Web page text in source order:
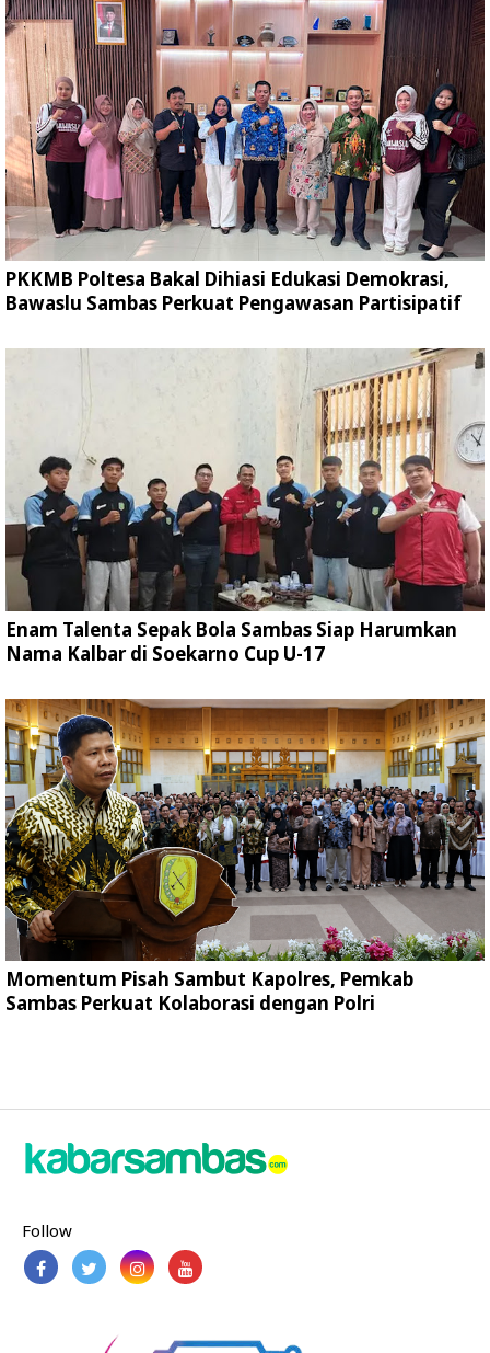
PKKMB Poltesa Bakal Dihiasi Edukasi Demokrasi,
Bawaslu Sambas Perkuat Pengawasan Partisipatif
Enam Talenta Sepak Bola Sambas Siap Harumkan
Nama Kalbar di Soekarno Cup U-17
Momentum Pisah Sambut Kapolres, Pemkab
Sambas Perkuat Kolaborasi dengan Polri
Follow